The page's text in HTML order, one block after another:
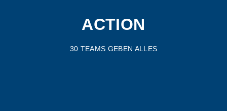
ACTION
30 TEAMS GEBEN ALLES